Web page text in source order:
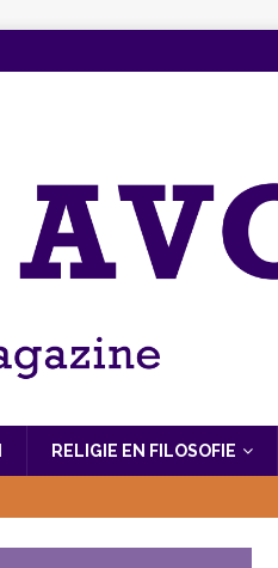
RELIGIE EN FILOSOFIE